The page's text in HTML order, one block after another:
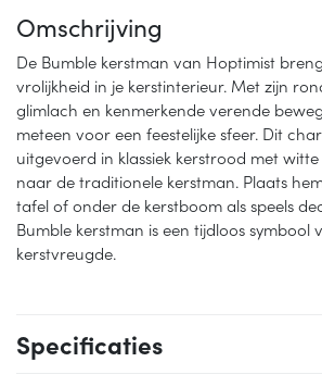
Omschrijving
De Bumble kerstman van Hoptimist
vrolijkheid in je kerstinterieur. Met zijn
glimlach en kenmerkende verende
meteen voor een feestelijke sfeer. Dit
uitgevoerd in klassiek kerstrood met
naar de traditionele kerstman. Plaats
tafel of onder de kerstboom als speels
Bumble kerstman is een tijdloos symbool
kerstvreugde.
Specificaties